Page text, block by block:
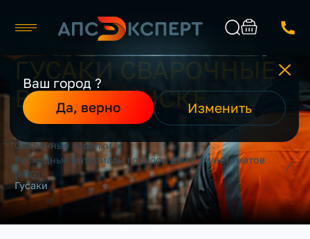
Ваш город ?
Да, верно
Изменить
Челябинск
Каталог
О компании
Реализованные проекты
Контакты
ГУСАКИ СВАРОЧНЫЕ
В ЧЕЛЯБИНСКЕ
/
Сварочные горелки /
Расходные материалы горелок для полуавтоматов
(MIG)
/
Гусаки
ПРОИЗВОДИТЕЛЬ
Найти